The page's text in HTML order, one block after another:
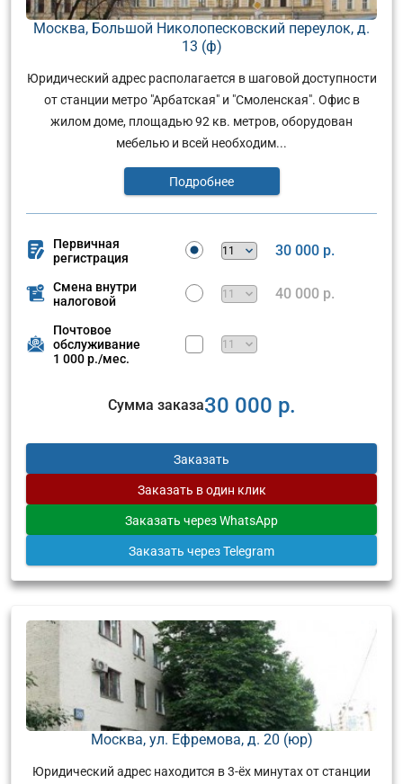
Москва, Большой Николопесковский переулок, д.
13 (ф)
Юридический адрес располагается в шаговой доступности
от станции метро "Арбатская" и "Смоленская". Офис в
жилом доме, площадью 92 кв. метров, оборудован
мебелью и всей необходим...
Подробнее
Первичная
регистрация
30 000 р.
Смена внутри
налоговой
40 000 р.
Почтовое
обслуживание
1 000 р./мес.
Сумма заказа30 000 р.
Заказать
Заказать в один клик
Заказать через WhatsApp
Заказать через Telegram
Москва, ул. Ефремова, д. 20 (юр)
Юридический адрес находится в 3-ёх минутах от станции